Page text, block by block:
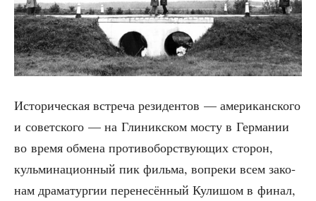
Исто­ри­че­ская встре­ча рези­ден­тов — аме­ри­кан­ско­го
и совет­ско­го — на Гли­ник­ском мосту в Гер­ма­нии
во вре­мя обме­на про­ти­во­бор­ству­ю­щих сто­рон,
куль­ми­на­ци­он­ный пик филь­ма, вопре­ки всем зако­
нам дра­ма­тур­гии пере­не­сён­ный Кули­шом в финал,